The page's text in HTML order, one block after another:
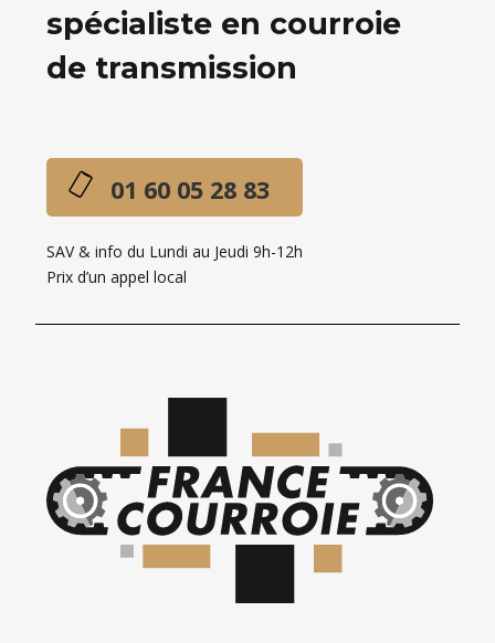
spécialiste en courroie
de transmission
01 60 05 28 83
SAV & info du Lundi au Jeudi 9h-12h
Prix d’un appel local